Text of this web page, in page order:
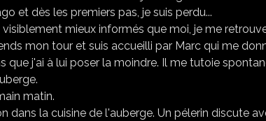
et dès les premiers pas, je suis perdu...
mieux informés que moi, je me
mon tour et suis accueilli par Marc qui me
que j'ai à lui poser la moindre. Il me tutoie
matin.
dans la cuisine de l'auberge. Un pélerin discute